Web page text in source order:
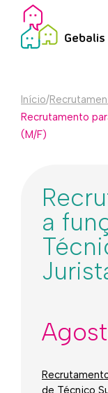
Início/
Recrutamento
(M/F)
a
de Técnico